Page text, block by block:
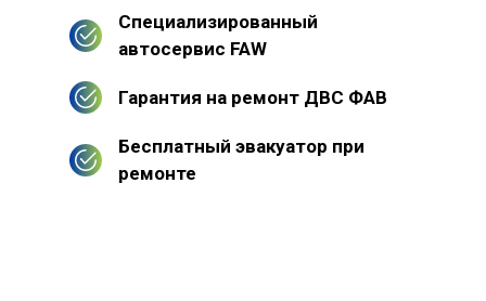
Специализированный
автосервис FAW
Гарантия на ремонт ДВС ФАВ
Бесплатный эвакуатор при
ремонте